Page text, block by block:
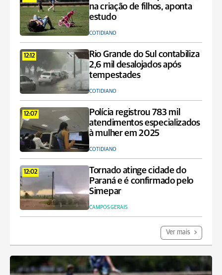
na criação de filhos, aponta
estudo
COTIDIANO
12:12
Rio Grande do Sul contabiliza
2,6 mil desalojados após
tempestades
COTIDIANO
12:07
Polícia registrou 783 mil
atendimentos especializados
à mulher em 2025
COTIDIANO
12:02
Tornado atinge cidade do
Paraná e é confirmado pelo
Simepar
CAMPOS GERAIS
Ver mais